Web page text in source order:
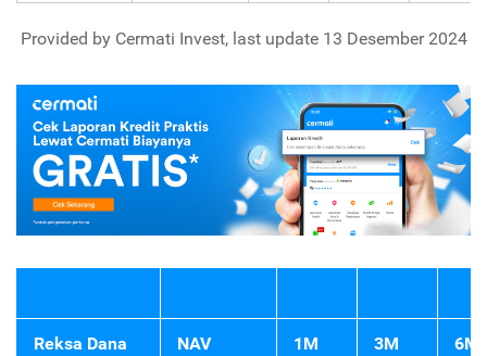
Provided by Cermati Invest, last update 13 Desember 2024
Reksa Dana
NAV 1M 3M 6M